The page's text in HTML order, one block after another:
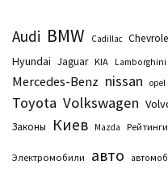
Audi BMW Cadillac
Hyundai Jaguar KIA Lamborghini
Mercedes-Benz nissan opel
Toyota Volkswagen
Законы Киев Маzda Рейтинги
Электромобили авто